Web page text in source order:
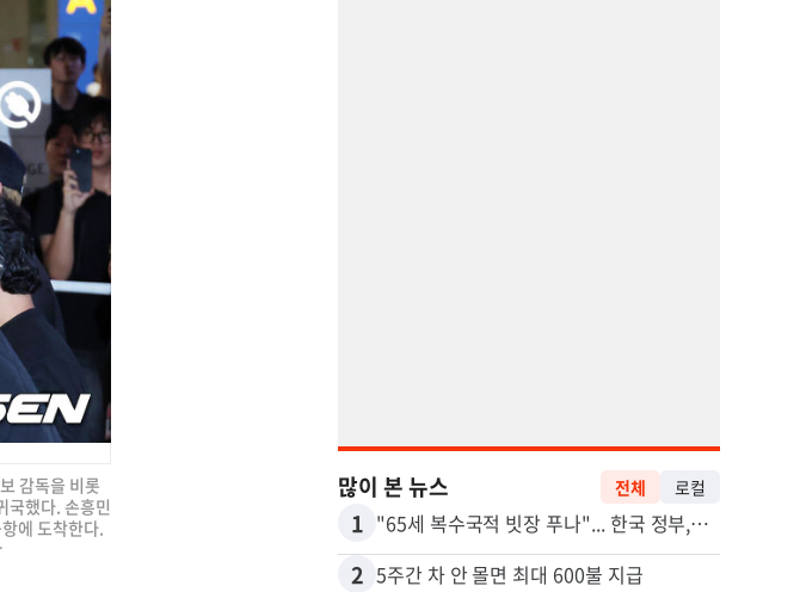
감독을 비롯
국했다. 손흥민
에 도착한다.
많이 본 뉴스 전체 로컬
1 "65세 복수국적 빗장 푸나"... 한국 정부, 연령 완화 전면 추진
2 5주간 차 안 몰면 최대 600불 지급